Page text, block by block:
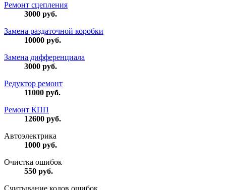
Ремонт сцепления
3000 руб.
Замена раздаточной коробки
10000 руб.
Замена дифференциала
3000 руб.
Редуктор ремонт
11000 руб.
Ремонт КПП
12600 руб.
Автоэлектрика
1000 руб.
Очистка ошибок
550 руб.